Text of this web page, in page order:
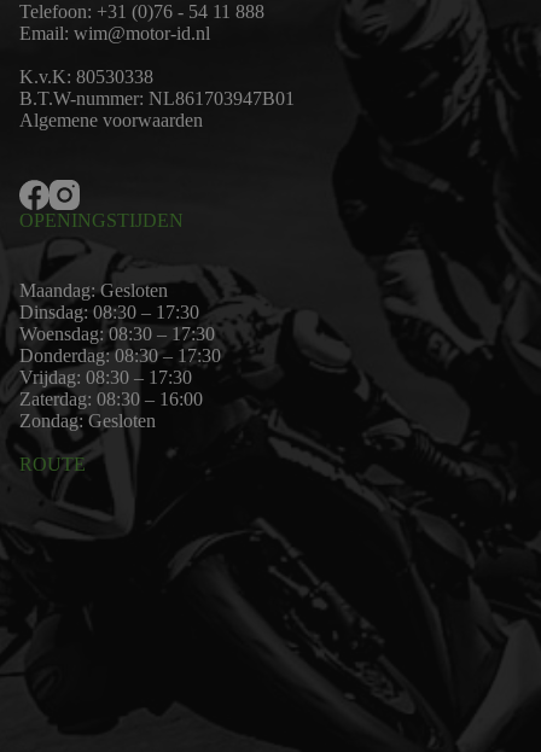
Telefoon: +31 (0)76 - 54 11 888
Email: wim@motor-id.nl
K.v.K: 80530338
B.T.W-nummer: NL861703947B01
Algemene voorwaarden
OPENINGSTIJDEN
Maandag: Gesloten
Dinsdag: 08:30 – 17:30
Woensdag: 08:30 – 17:30
Donderdag: 08:30 – 17:30
Vrijdag: 08:30 – 17:30
Zaterdag: 08:30 – 16:00
Zondag: Gesloten
ROUTE